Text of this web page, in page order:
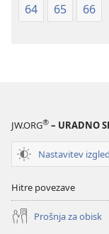
64
65 66
JW.ORG® – URADNO
Nastavitev
Hitre povezave
Prošnja za obisk